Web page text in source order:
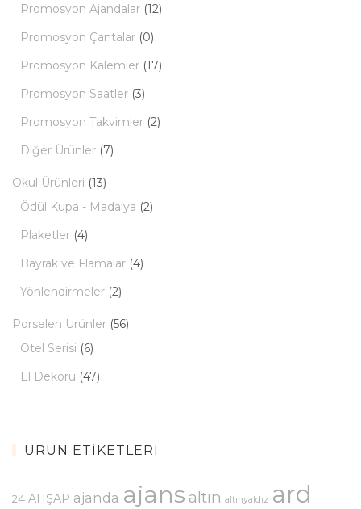
Promosyon Ajandalar (12)
Promosyon Çantalar (0)
Promosyon Kalemler (17)
Promosyon Saatler (3)
Promosyon Takvimler (2)
Diğer Ürünler (7)
Okul Ürünleri (13)
Ödül Kupa - Madalya (2)
Plaketler (4)
Bayrak ve Flamalar (4)
Yönlendirmeler (2)
Porselen Ürünler (56)
Otel Serisi (6)
El Dekoru (47)
ÜRÜN ETIKETLERI
24 AHŞAP ajanda ajans altın altınyaldız ard